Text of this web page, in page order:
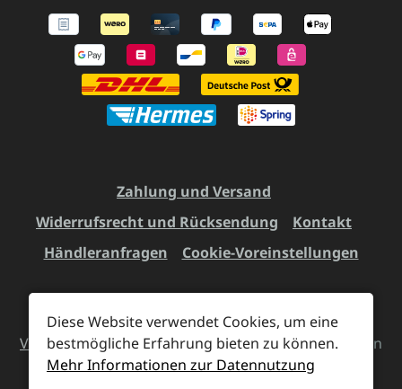
Zahlung und Versand
Widerrufsrecht und Rücksendung
Kontakt
Händleranfragen
Cookie-Voreinstellungen
Alle Preise inkl. gesetzl. Mehrwertsteuer zzgl.
Versandkostenund ggf. Nachnahmegebühren, wenn
nicht anders angegeben.
Diese Website verwendet Cookies, um eine
bestmögliche Erfahrung bieten zu können.
Mehr Informationen zur Datennutzung